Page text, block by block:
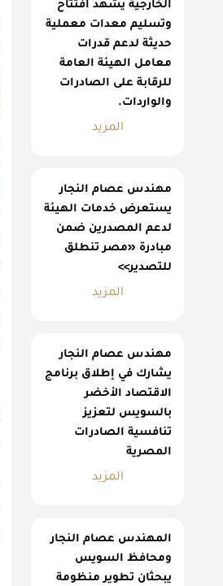
الخارجية يشهد افتتاح
وتسليم معدات معملية
حديثة لدعم قدرات
معامل الهيئة العامة
للرقابة على الصادرات
والواردات.
المزيد
مهندس عصام النجار
يستعرض خدمات الهيئة
لدعم المصدرين ضمن
مبادرة «مصر تنطلق
للتصدير>>
المزيد
مهندس عصام النجار
يشارك في إطلاق برنامج
الاقتصاد الأخضر
بالسويس لتعزيز
تنافسية الصادرات
المصرية
المزيد
المهندس عصام النجار
ومحافظ السويس
يبحثان تطوير منظومة